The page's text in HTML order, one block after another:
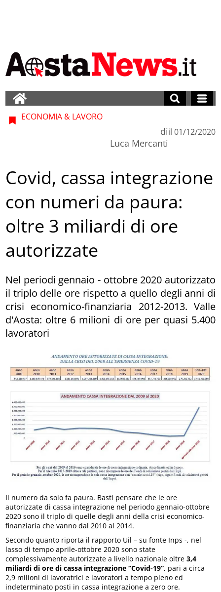
ECONOMIA & LAVORO
di
Luca Mercanti
il 01/12/2020
Covid, cassa integrazione
con numeri da paura:
oltre 3 miliardi di ore
autorizzate
Nel periodi gennaio - ottobre 2020 autorizzato
il triplo delle ore rispetto a quello degli anni di
crisi economico-finanziaria 2012-2013. Valle
d'Aosta: oltre 6 milioni di ore per quasi 5.400
lavoratori
Il numero da solo fa paura. Basti pensare che le ore
autorizzate di cassa integrazione nel periodo gennaio-ottobre
2020 sono il triplo di quelle degli anni della crisi economico-
finanziaria che vanno dal 2010 al 2014.
Secondo quanto riporta il rapporto Uil – su fonte Inps -, nel
lasso di tempo aprile-ottobre 2020 sono state
complessivamente autorizzate a livello nazionale oltre3,4
miliardi di ore di cassa integrazione “Covid-19”, pari a circa
2,9 milioni di lavoratrici e lavoratori a tempo pieno ed
indeterminato posti in cassa integrazione a zero ore.